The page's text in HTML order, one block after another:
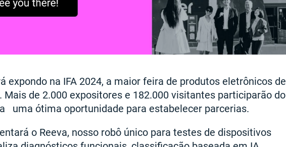
expondo na IFA 2024, a maior feira de produtos eletrônicos de
Mais de 2.000 expositores e 182.000 visitantes participarão do
uma ótima oportunidade para estabelecer parcerias.
o Reeva, nosso robô único para testes de dispositivos